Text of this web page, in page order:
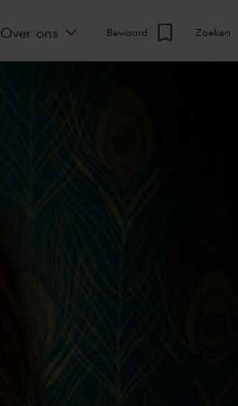
Over ons Bewaard Zoeken